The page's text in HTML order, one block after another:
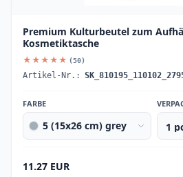
Premium Kulturbeutel zum
Kosmetiktasche
★★★★★ (50)
Artikel-Nr.:
FARBE
5 (15x26 cm) grey
11.27 EUR